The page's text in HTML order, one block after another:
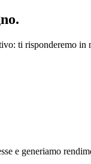
ti risponderemo in
e generiamo